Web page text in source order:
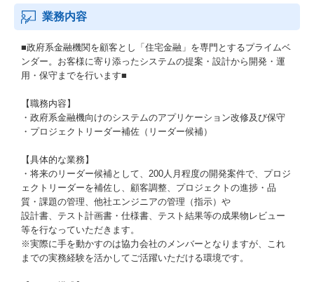
業務内容
■政府系金融機関を顧客とし「住宅金融」を専門とするプライムベ
ンダー。お客様に寄り添ったシステムの提案・設計から開発・運
用・保守までを行います■
【職務内容】
・政府系金融機向けのシステムのアプリケーション改修及び保守
・プロジェクトリーダー補佐（リーダー候補）
【具体的な業務】
・将来のリーダー候補として、200人月程度の開発案件で、プロジ
ェクトリーダーを補佐し、顧客調整、プロジェクトの進捗・品
質・課題の管理、他社エンジニアの管理（指示）や
設計書、テスト計画書・仕様書、テスト結果等の成果物レビュー
等を行なっていただきます。
※実際に手を動かすのは協力会社のメンバーとなりますが、これ
までの実務経験を活かしてご活躍いただける環境です。